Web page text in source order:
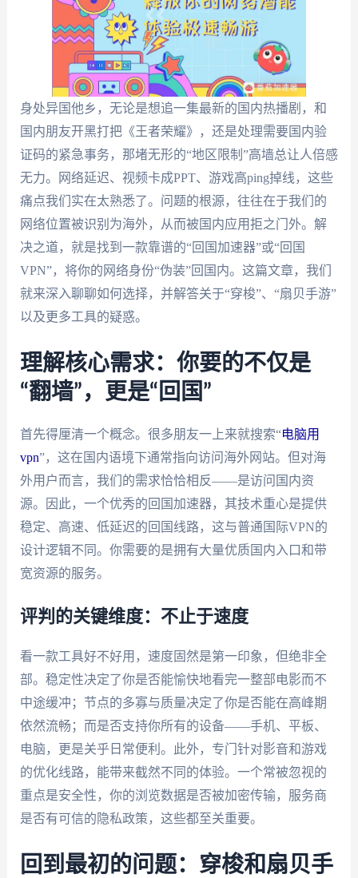
身处异国他乡，无论是想追一集最新的国内热播剧，和
国内朋友开黑打把《王者荣耀》，还是处理需要国内验
证码的紧急事务，那堵无形的“地区限制”高墙总让人倍感
无力。网络延迟、视频卡成PPT、游戏高ping掉线，这些
痛点我们实在太熟悉了。问题的根源，往往在于我们的
网络位置被识别为海外，从而被国内应用拒之门外。解
决之道，就是找到一款靠谱的“回国加速器”或“回国
VPN”，将你的网络身份“伪装”回国内。这篇文章，我们
就来深入聊聊如何选择，并解答关于“穿梭”、“扇贝手游”
以及更多工具的疑惑。
理解核心需求：你要的不仅是
“翻墙”，更是“回国”
首先得厘清一个概念。很多朋友一上来就搜索“电脑用
vpn”，这在国内语境下通常指向访问海外网站。但对海
外用户而言，我们的需求恰恰相反——是访问国内资
源。因此，一个优秀的回国加速器，其技术重心是提供
稳定、高速、低延迟的回国线路，这与普通国际VPN的
设计逻辑不同。你需要的是拥有大量优质国内入口和带
宽资源的服务。
评判的关键维度：不止于速度
看一款工具好不好用，速度固然是第一印象，但绝非全
部。稳定性决定了你是否能愉快地看完一整部电影而不
中途缓冲；节点的多寡与质量决定了你是否能在高峰期
依然流畅；而是否支持你所有的设备——手机、平板、
电脑，更是关乎日常便利。此外，专门针对影音和游戏
的优化线路，能带来截然不同的体验。一个常被忽视的
重点是安全性，你的浏览数据是否被加密传输，服务商
是否有可信的隐私政策，这些都至关重要。
回到最初的问题：穿梭和扇贝手